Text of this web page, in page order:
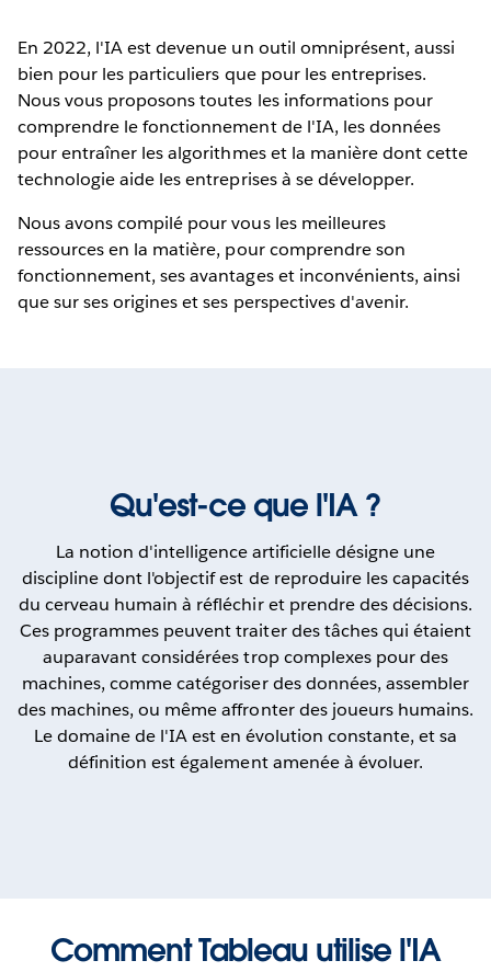
En 2022, l'IA est devenue un outil omniprésent, aussi
bien pour les particuliers que pour les entreprises.
Nous vous proposons toutes les informations pour
comprendre le fonctionnement de l'IA, les données
pour entraîner les algorithmes et la manière dont cette
technologie aide les entreprises à se développer.
Nous avons compilé pour vous les meilleures
ressources en la matière, pour comprendre son
fonctionnement, ses avantages et inconvénients, ainsi
que sur ses origines et ses perspectives d'avenir.
Qu'est-ce que l'IA ?
La notion d'intelligence artificielle désigne une
discipline dont l'objectif est de reproduire les capacités
du cerveau humain à réfléchir et prendre des décisions.
Ces programmes peuvent traiter des tâches qui étaient
auparavant considérées trop complexes pour des
machines, comme catégoriser des données, assembler
des machines, ou même affronter des joueurs humains.
Le domaine de l'IA est en évolution constante, et sa
définition est également amenée à évoluer.
Comment Tableau utilise l'IA